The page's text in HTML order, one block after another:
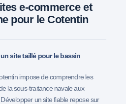
e-commerce et
pour le Cotentin
site taillé pour le bassin
impose de comprendre les
la sous-traitance navale aux
un site fiable repose sur